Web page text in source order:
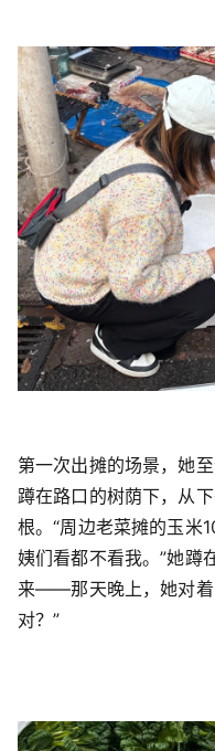
第一次出摊的场景，她
蹲在路口的树荫下，从
根。“周边老菜摊的玉米
姨们看都不看我。”她蹲
来——那天晚上，她对着
对？”